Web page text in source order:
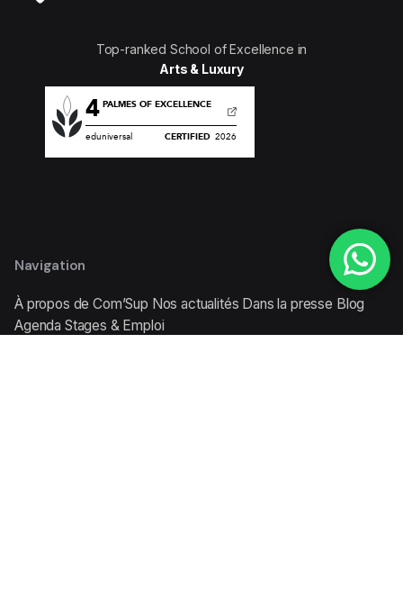
Top-ranked School of Excellence in
Arts & Luxury
Navigation
À propos de Com’Sup Nos actualités Dans la presse Blog
Agenda Stages & Emploi